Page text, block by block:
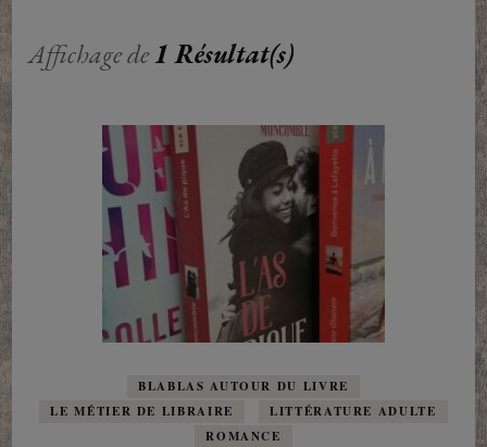
Affichage de1 Résultat(s)
BLABLAS AUTOUR DU LIVRE
LE MÉTIER DE LIBRAIRE
LITTÉRATURE ADULTE
ROMANCE